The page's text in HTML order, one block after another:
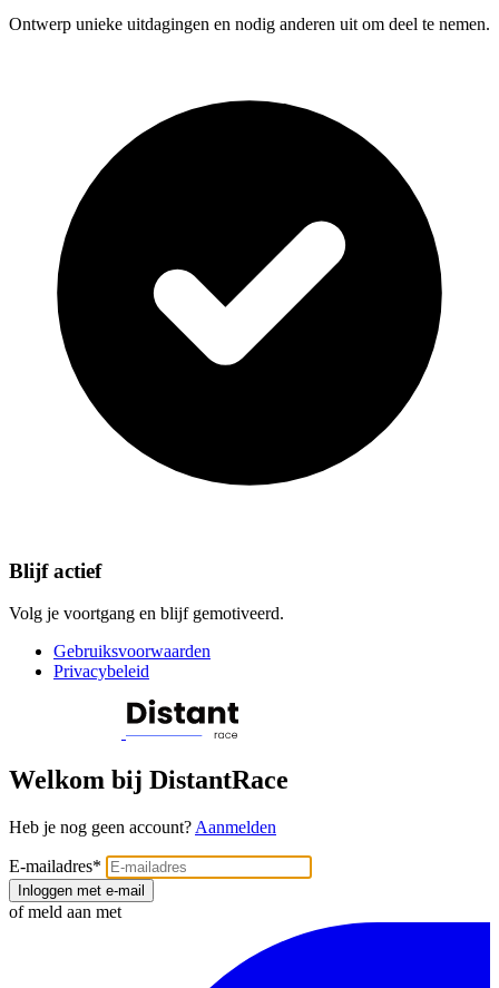
Ontwerp unieke uitdagingen en nodig anderen uit om deel te nemen.
Blijf actief
Volg je voortgang en blijf gemotiveerd.
Gebruiksvoorwaarden
Privacybeleid
Welkom bij DistantRace
Heb je nog geen account? Aanmelden
E-mailadres*
Inloggen met e-mail
of meld aan met